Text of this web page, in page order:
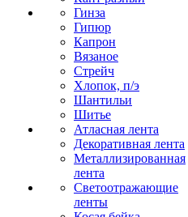
Гинза
Гипюр
Капрон
Вязаное
Стрейч
Хлопок, п/э
Шантильи
Шитье
Атласная лента
Декоративная лента
Металлизированная
лента
Светоотражающие
ленты